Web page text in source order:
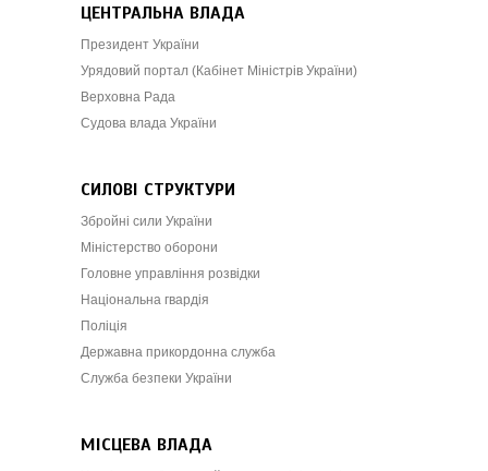
ЦЕНТРАЛЬНА ВЛАДА
Президент України
Урядовий портал (Кабінет Міністрів України)
Верховна Рада
Судова влада України
СИЛОВІ СТРУКТУРИ
Збройні сили України
Міністерство оборони
Головне управління розвідки
Національна гвардія
Поліція
Державна прикордонна служба
Служба безпеки України
МІСЦЕВА ВЛАДА